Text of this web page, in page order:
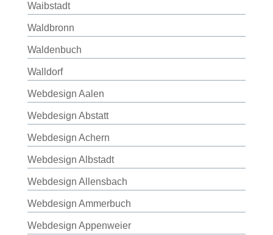
Waibstadt
Waldbronn
Waldenbuch
Walldorf
Webdesign Aalen
Webdesign Abstatt
Webdesign Achern
Webdesign Albstadt
Webdesign Allensbach
Webdesign Ammerbuch
Webdesign Appenweier